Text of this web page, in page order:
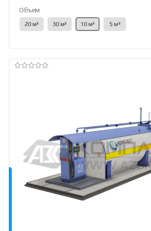
Объем
20 м³ 30 м³ 10 м³ 5 м³